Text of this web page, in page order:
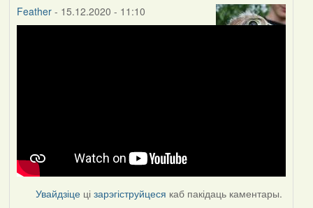
Feather- 15.12.2020 - 11:10
Увайдзіце цізарэгіструйцеся каб пакідаць каментары.